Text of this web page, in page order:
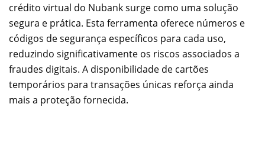
crédito virtual do Nubank surge como uma solução
segura e prática. Esta ferramenta oferece números e
códigos de segurança específicos para cada uso,
reduzindo significativamente os riscos associados a
fraudes digitais. A disponibilidade de cartões
temporários para transações únicas reforça ainda
mais a proteção fornecida.